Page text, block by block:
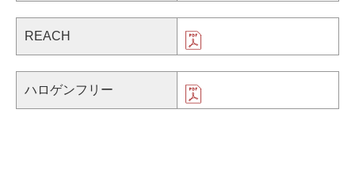
REACH
ハロゲンフリー